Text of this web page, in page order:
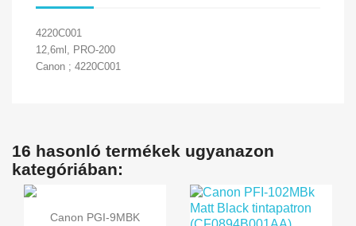
4220C001
12,6ml, PRO-200
Canon ; 4220C001
16 hasonló termékek ugyanazon
kategóriában:
 Előnézet
Canon PGI-9MBK